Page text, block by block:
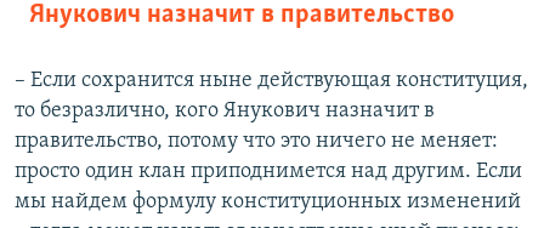
Янукович назначит в правительство
– Если сохранится ныне действующая конституция,
то безразлично, кого Янукович назначит в
правительство, потому что это ничего не меняет:
просто один клан приподнимется над другим. Если
мы найдем формулу конституционных изменений